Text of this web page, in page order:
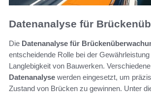
Datenanalyse für
Die Datenanalyse für
entscheidende Rolle bei der
Langlebigkeit von Bauwerken. Verschiedene
Datenanalyse werden eingesetzt, um
Zustand von Brücken zu gewinnen. Unter